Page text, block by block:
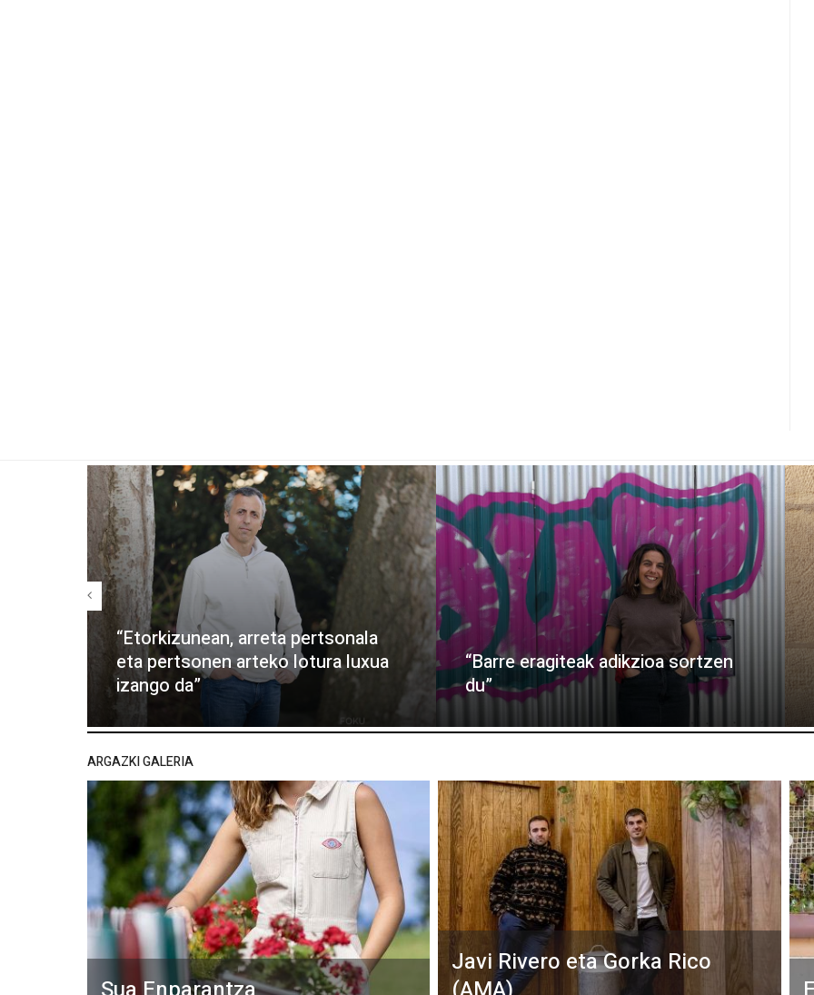
“Etorkizunean, arreta pertsonala
eta pertsonen arteko lotura luxua
izango da”
“Barre eragiteak adikzioa sortzen
du”
ARGAZKI GALERIA
Javi Rivero eta Gorka Rico